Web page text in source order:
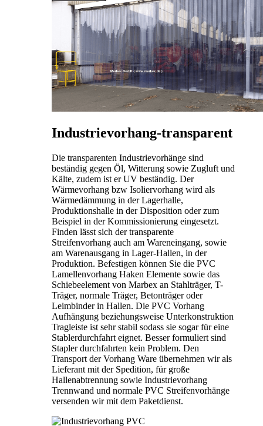
Industrievorhang-transparent
Die transparenten Industrievorhänge sind
beständig gegen Öl, Witterung sowie Zugluft und
Kälte, zudem ist er UV beständig. Der
Wärmevorhang bzw Isoliervorhang wird als
Wärmedämmung in der Lagerhalle,
Produktionshalle in der Disposition oder zum
Beispiel in der Kommissionierung eingesetzt.
Finden lässt sich der transparente
Streifenvorhang auch am Wareneingang, sowie
am Warenausgang in Lager-Hallen, in der
Produktion. Befestigen können Sie die PVC
Lamellenvorhang Haken Elemente sowie das
Schiebeelement von Marbex an Stahlträger, T-
Träger, normale Träger, Betonträger oder
Leimbinder in Hallen. Die PVC Vorhang
Aufhängung beziehungsweise Unterkonstruktion
Tragleiste ist sehr stabil sodass sie sogar für eine
Stablerdurchfahrt eignet. Besser formuliert sind
Stapler durchfahrten kein Problem. Den
Transport der Vorhang Ware übernehmen wir als
Lieferant mit der Spedition, für große
Hallenabtrennung sowie Industrievorhang
Trennwand und normale PVC Streifenvorhänge
versenden wir mit dem Paketdienst.